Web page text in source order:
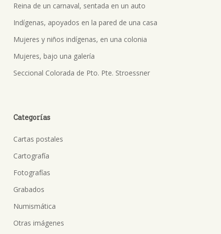
Reina de un carnaval, sentada en un auto
Indígenas, apoyados en la pared de una casa
Mujeres y niños indígenas, en una colonia
Mujeres, bajo una galería
Seccional Colorada de Pto. Pte. Stroessner
Categorías
Cartas postales
Cartografía
Fotografías
Grabados
Numismática
Otras imágenes